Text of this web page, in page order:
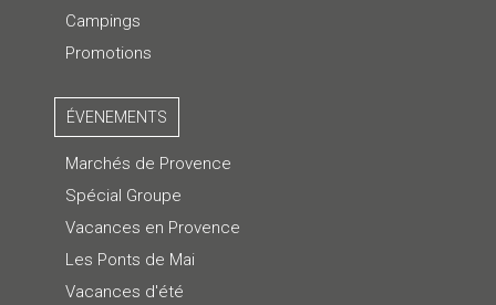
Campings
Promotions
ÉVENEMENTS
Marchés de Provence
Spécial Groupe
Vacances en Provence
Les Ponts de Mai
Vacances d'été